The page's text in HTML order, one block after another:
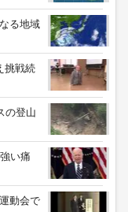
る地域
挑戦続
の登山
い痛
動会で